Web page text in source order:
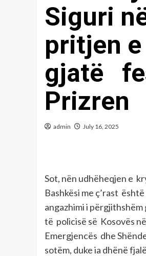
Siguri
pritjen
gjatë
Prizren
admin July 16, 2025
Sot, nën udhëheqjen e
Bashkësi me ç’rast
angazhimi i
të policisë së Kosovës
Emergjencës dhe
sotëm, duke ia dhënë